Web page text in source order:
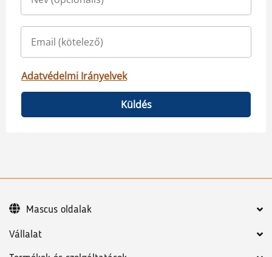
Adatvédelmi Irányelvek
Küldés
Vállalat
Mascus oldalak